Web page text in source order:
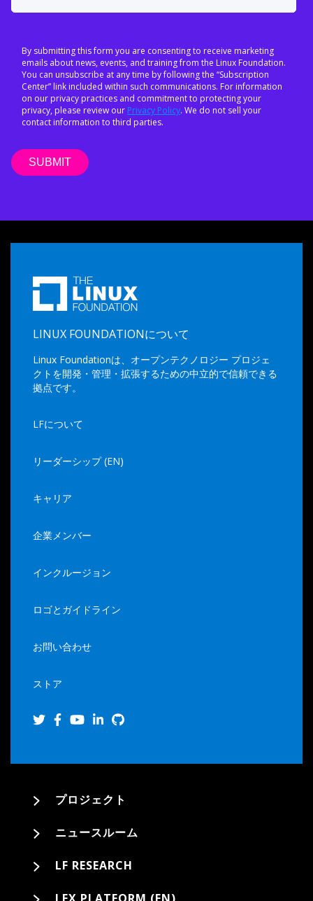
By submitting this form you are consenting to receive marketing
emails about news, events, and training from the Linux Foundation.
You can unsubscribe at any time by following the “Subscription
Center” link included within such communications. For information
on our privacy practices and commitment to protecting your
privacy, please review our Privacy Policy. We do not sell your
contact information to third parties.
LINUX FOUNDATIONについて
Linux Foundationは、オープンテクノロジー プロジェ
クトを開発・管理・拡張するための中立的で信頼できる
拠点です。
LFについて
リーダーシップ (EN)
キャリア
企業メンバー
インクルージョン
ロゴとガイドライン
お問い合わせ
ストア
プロジェクト
ニュースルーム
LF RESEARCH